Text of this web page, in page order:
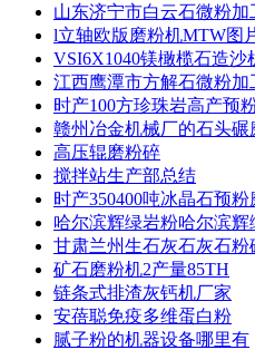
山东济宁市白云石微粉加
l立轴欧版磨粉机MTW图
VSI6X1040镁橄榄石造沙
江西鹰潭市方解石微粉加
时产100方珍珠岩高产预
赣州冶金机械厂的石头碾
高压辊磨粉碎
搅拌站生产部总结
时产350400吨冰晶石预粉
哈尔滨辉绿岩粉哈尔滨
甘肃兰州生石灰石灰石粉
矿石磨粉机2产量85TH
链条式排渣灰钙机厂家
安蓓聪免疫多维蛋白粉
腻子粉的机器设备哪里有